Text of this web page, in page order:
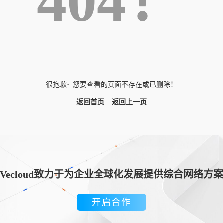
很抱歉~ 您要查看的页面不存在或已删除！
返回首页 返回上一页
Vecloud致力于为企业全球化发展提供综合网络方案
开启合作